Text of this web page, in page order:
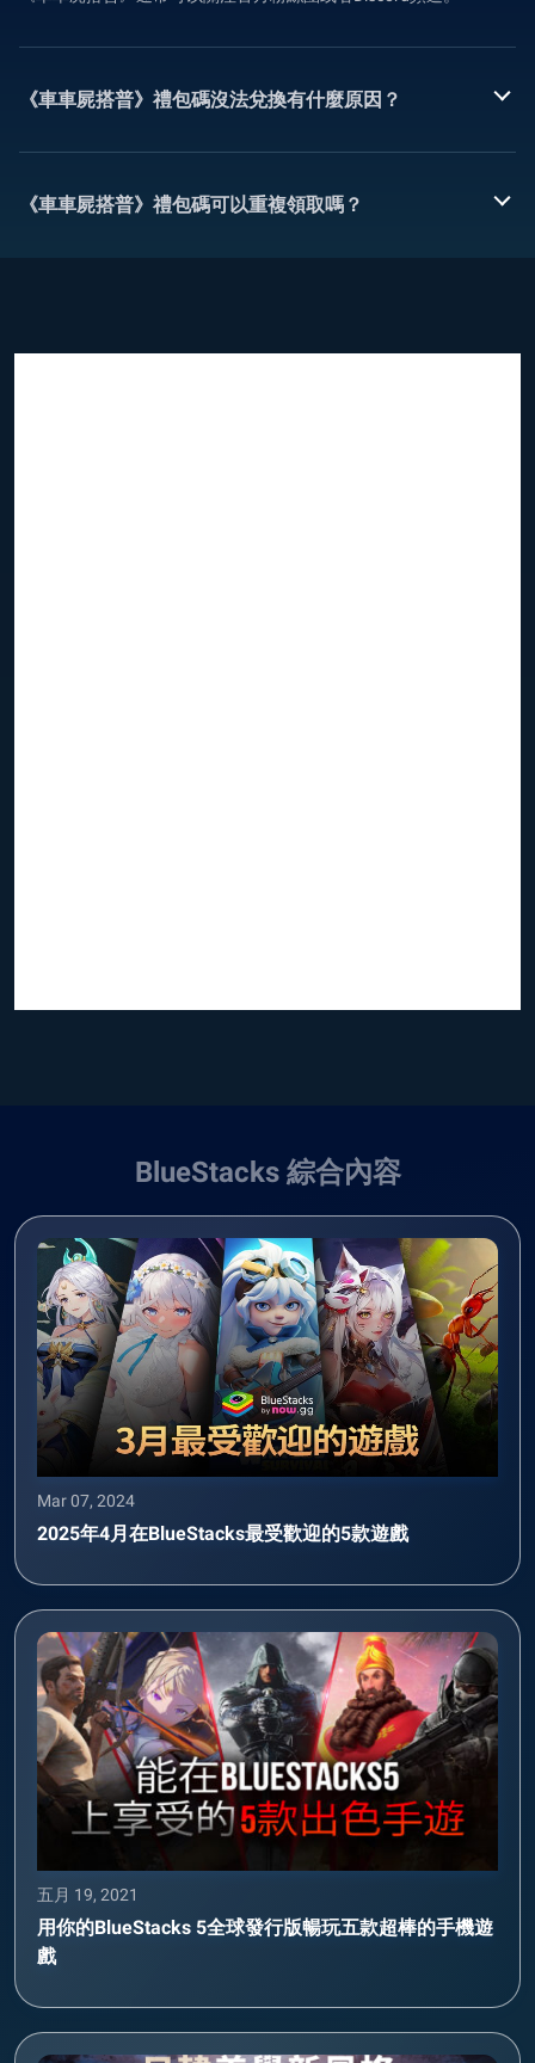
《車車屍搭普》禮包碼沒法兌換有什麼原因？
《車車屍搭普》禮包碼可以重複領取嗎？
BlueStacks 綜合內容
Mar 07, 2024
2025年4月在BlueStacks最受歡迎的5款遊戲
五月 19, 2021
用你的BlueStacks 5全球發行版暢玩五款超棒的手機遊
戲